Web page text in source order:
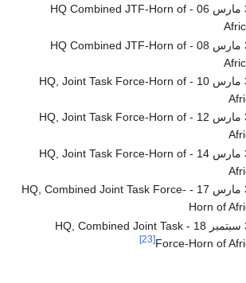
1 أبريل 04 – 31 مارس 06 - HQ Combined JTF-Horn of
1 أبريل 06 – 31 مارس 08 - HQ Combined JTF-Horn of
1 أبريل 08 – 31 مارس 10 - HQ, Joint Task Force-Horn of
1 أبريل 10 – 31 مارس 12 - HQ, Joint Task Force-Horn of
1 أبريل 12 – 31 مارس 14 - HQ, Joint Task Force-Horn of
1 أبريل 14 – 31 مارس 17 - HQ, Combined Joint Task Force-
Horn of
1 أبريل 17 – 30 سبتمبر 18 - HQ, Combined Joint Task
Force-Horn of
[23]